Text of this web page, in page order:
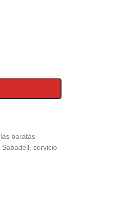
baratas
Sabadell, servicio